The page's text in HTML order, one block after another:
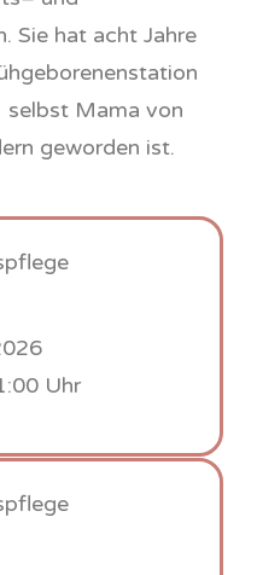
Sie hat acht Jahre
Mama von
geworden ist.
Uhr